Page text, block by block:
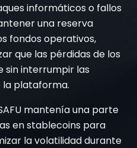
informáticos o fallos
una reserva
fondos operativos,
que las pérdidas de los
sin interrumpir las
la plataforma.
mantenía una parte
en stablecoins para
la volatilidad durante